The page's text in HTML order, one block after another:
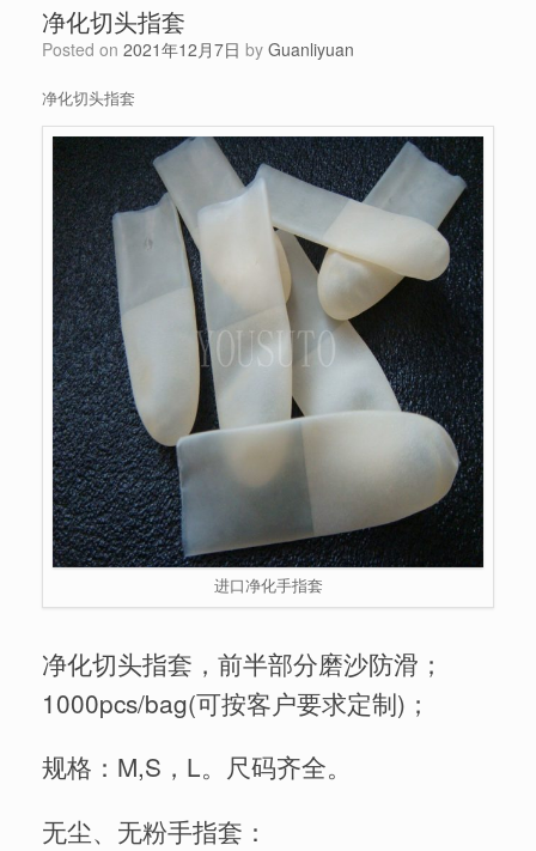
净化切头指套
Posted on 2021年12月7日 by Guanliyuan
净化切头指套
进口净化手指套
净化切头指套，前半部分磨沙防滑；
1000pcs/bag(可按客户要求定制)；
规格：M,S，L。尺码齐全。
无尘、无粉手指套：